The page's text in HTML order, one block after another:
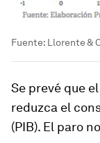
Fuente: Llorente &
Se prevé que
reduzca el
(PIB). El paro